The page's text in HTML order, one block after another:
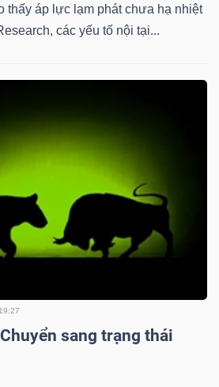
thấy áp lực lạm phát chưa hạ nhiệt
các yếu tố nội tại...
sang trạng thái